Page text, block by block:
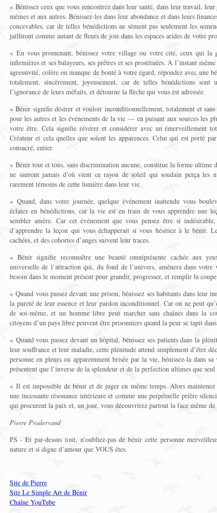
« Bénissez ceux que vous rencontrez dans leur santé, dans leur travail,
mêmes et aux autres. Bénissez-les dans leur abondance et dans leurs
concevables, car de telles bénédictions ne sèment pas seulement les
jailliront comme autant de fleurs de joie dans les espaces arides de votre
« En vous promenant, bénissez votre village ou votre cité, ceux qui la
infirmières et ses balayeurs, ses prêtres et ses prostituées. À l’instant
agressivité, colère ou manque de bonté à votre égard, répondez avec une
totalement, sincèrement, joyeusement, car de telles bénédictions
l’ignorance de leurs méfaits, et détourne la flèche qui vous est adressée.
« Bénir signifie désirer et vouloir inconditionnellement, totalement et
pour les autres et les événements de la vie — en puisant aux sources les
votre être. Cela signifie révérer et considérer avec un émerveillement
Créateur et cela quelles que soient les apparences. Celui qui est porté
consacré, entier.
« Bénir tout et tous, sans discrimination aucune, constitue la forme ultime
ne sauront jamais d’où vient ce rayon de soleil qui soudain perça les
rarement témoins de cette lumière dans leur vie.
« Quand, dans votre journée, quelque événement inattendu vous
éclatez en bénédictions, car la vie est en train de vous apprendre une
sembler amère. Car cet événement que vous pensez être si
d’apprendre la leçon qui vous échapperait si vous hésitiez à le bénir.
cachées, et des cohortes d’anges suivent leur traces.
« Bénir signifie reconnaître une beauté omniprésente cachée aux
universelle de l’attraction qui, du fond de l’univers, amènera dans votre
besoin dans le moment présent pour grandir, progresser, et remplir la
« Quand vous passez devant une prison, bénissez ses habitants dans leur
la pureté de leur essence et leur pardon inconditionnel. Car on ne peut
de soi-même, et un homme libre peut marcher sans chaînes dans la
citoyens d’un pays libre peuvent être prisonniers quand la peur se tapit
« Quand vous passez devant un hôpital, bénissez ses patients dans la
leur souffrance et leur maladie, cette plénitude attend simplement d’être
personne en pleurs ou apparemment brisée par la vie, bénissez-la dans
présentent que l’inverse de la splendeur et de la perfection ultimes que
« Il est impossible de bénir et de juger en même temps. Alors
une incessante résonance intérieure et comme une perpétuelle prière
qui procurent la paix et, un jour, vous découvrirez partout la face même
Pierre Pradervand
PS - Et par-dessus tout, n’oubliez-pas de bénir cette personne
nature et si digne d’amour que VOUS êtes.
Site de Pierre
Site Le Simple Art de Bénir
Chaîne YouTube